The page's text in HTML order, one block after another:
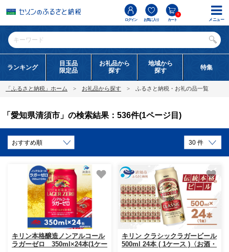
ログイン お気に入り カート
0
ランキング
目玉品
限定品
お礼品から
探す
地域から
探す
特集
「ふるさと納税」ホーム お礼品から探す ふるさと納税・お礼の品一覧
「愛知県清須市」の検索結果：536件(1ページ目)
キリン本格醸造ノンアルコール
ラガーゼロ 350ml×24本(1ケー
キリン クラシックラガービール
500ml 24本 ( 1ケース )〈お酒・
メニュー